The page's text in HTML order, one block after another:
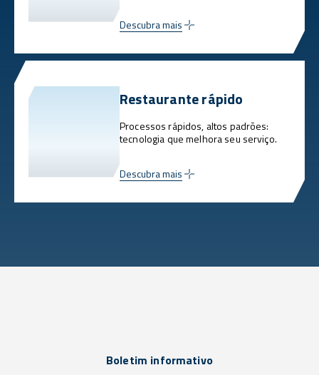
Descubra mais
Restaurante rápido
Processos rápidos, altos padrões:
tecnologia que melhora seu serviço.
Descubra mais
Boletim informativo